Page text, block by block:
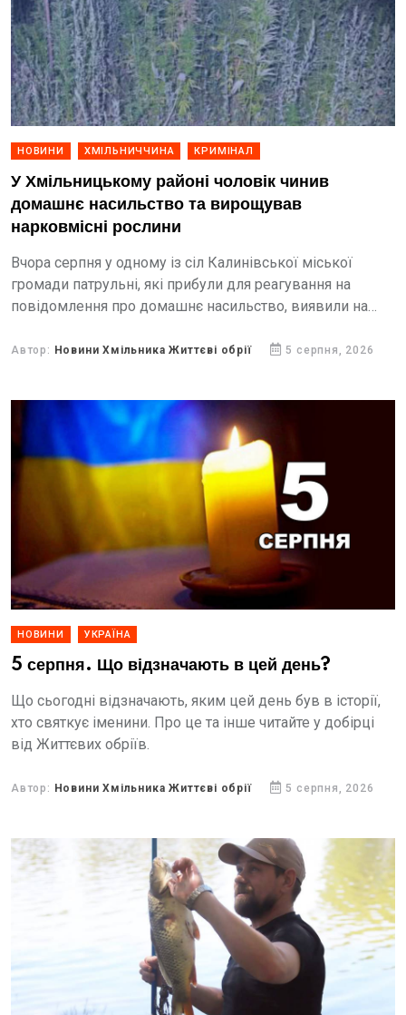
НОВИНИ ХМІЛЬНИЧЧИНА КРИМІНАЛ
У Хмільницькому районі чоловік чинив
домашнє насильство та вирощував
нарковмісні рослини
Вчора серпня у одному із сіл Калинівської міської
громади патрульні, які прибули для реагування на
повідомлення про домашнє насильство, виявили на
рослин.
Автор: Новини Хмільника Життєві обрії 5 серпня, 2026
НОВИНИ УКРАЇНА
5 серпня. Що відзначають в цей день?
Що сьогодні відзначають, яким цей день був в історії,
хто святкує іменини. Про це та інше читайте у добірці
від Життєвих обріїв.
Автор: Новини Хмільника Життєві обрії 5 серпня, 2026